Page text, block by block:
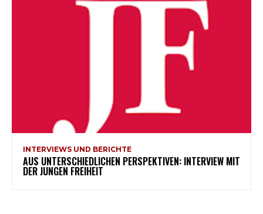
INTERVIEWS UND BERICHTE
AUS UNTERSCHIEDLICHEN PERSPEKTIVEN: INTERVIEW MIT
DER JUNGEN FREIHEIT